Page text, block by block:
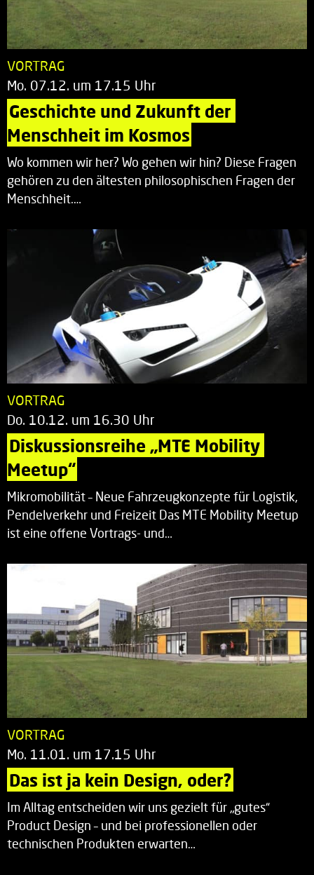
VORTRAG
Mo. 07.12. um 17.15 Uhr
Geschichte und Zukunft der
Menschheit im Kosmos
Wo kommen wir her? Wo gehen wir hin? Diese Fragen
gehören zu den ältesten philosophischen Fragen der
Menschheit.…
VORTRAG
Do. 10.12. um 16.30 Uhr
Diskussionsreihe „MTE Mobility
Meetup“
Mikromobilität – Neue Fahrzeugkonzepte für Logistik,
Pendelverkehr und Freizeit Das MTE Mobility Meetup
ist eine offene Vortrags- und…
VORTRAG
Mo. 11.01. um 17.15 Uhr
Das ist ja kein Design, oder?
Im Alltag entscheiden wir uns gezielt für „gutes“
Product Design – und bei professionellen oder
technischen Produkten erwarten…